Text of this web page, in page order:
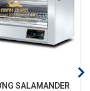
SALAMANDER